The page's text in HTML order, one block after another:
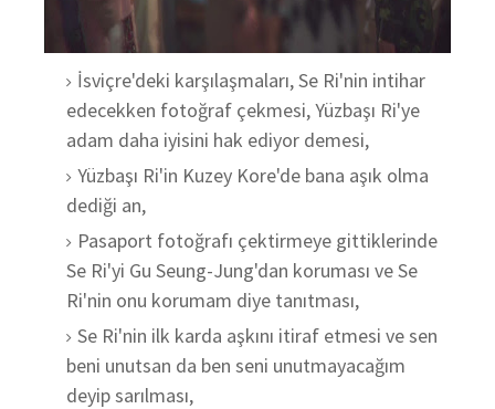
İsviçre'deki karşılaşmaları, Se Ri'nin intihar
edecekken fotoğraf çekmesi, Yüzbaşı Ri'ye
adam daha iyisini hak ediyor demesi,
Yüzbaşı Ri'in Kuzey Kore'de bana aşık olma
dediği an,
Pasaport fotoğrafı çektirmeye gittiklerinde
Se Ri'yi Gu Seung-Jung'dan koruması ve Se
Ri'nin onu korumam diye tanıtması,
Se Ri'nin ilk karda aşkını itiraf etmesi ve sen
beni unutsan da ben seni unutmayacağım
deyip sarılması,